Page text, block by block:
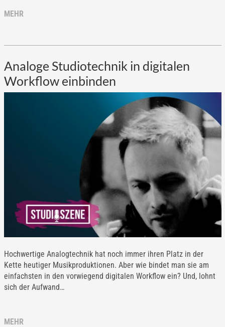
MEHR
Analoge Studiotechnik in digitalen
Workflow einbinden
Hochwertige Analogtechnik hat noch immer ihren Platz in der
Kette heutiger Musikproduktionen. Aber wie bindet man sie am
einfachsten in den vorwiegend digitalen Workflow ein? Und, lohnt
sich der Aufwand…
MEHR